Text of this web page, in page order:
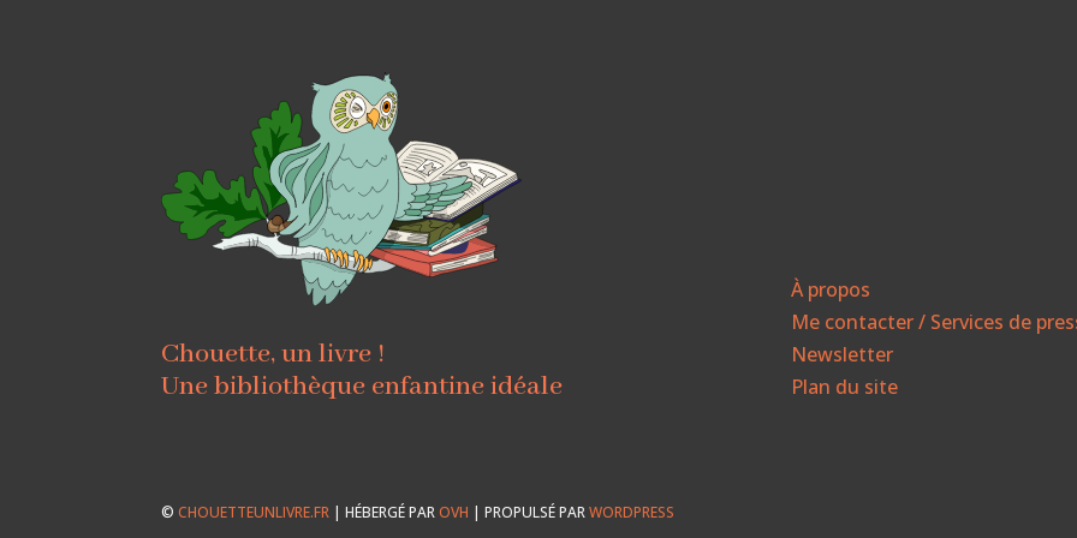
Chouette, un livre !
Une bibliothèque enfantine idéale
À propos
Me contacter / Services de
Newsletter
Plan du site
©CHOUETTEUNLIVRE.FR | HÉBERGÉ PAROVH | PROPULSÉ PARWORDPRESS